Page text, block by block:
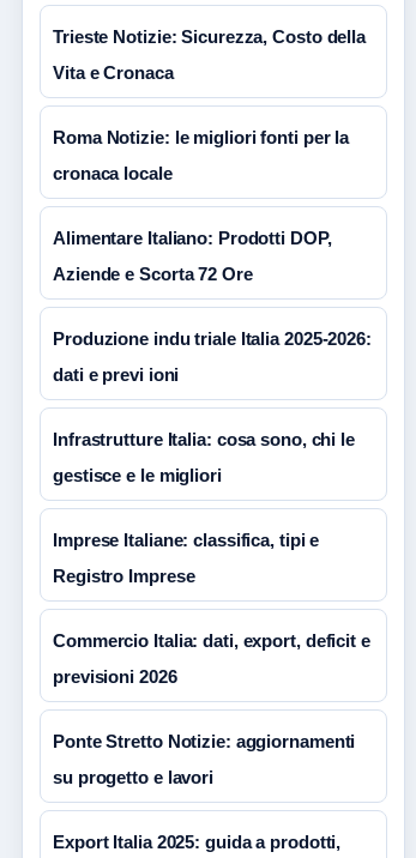
Trieste Notizie: Sicurezza, Costo della
Vita e Cronaca
Roma Notizie: le migliori fonti per la
cronaca locale
Alimentare Italiano: Prodotti DOP,
Aziende e Scorta 72 Ore
Produzione indu triale Italia 2025-2026:
dati e previ ioni
Infrastrutture Italia: cosa sono, chi le
gestisce e le migliori
Imprese Italiane: classifica, tipi e
Registro Imprese
Commercio Italia: dati, export, deficit e
previsioni 2026
Ponte Stretto Notizie: aggiornamenti
su progetto e lavori
Export Italia 2025: guida a prodotti,